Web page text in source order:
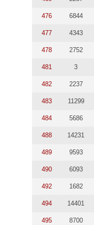
476 6844
477 4343
478 2752
481 3
482 2237
483 11299
484 5686
488 14231
489 9593
490 6093
492 1682
494 14401
495 8700